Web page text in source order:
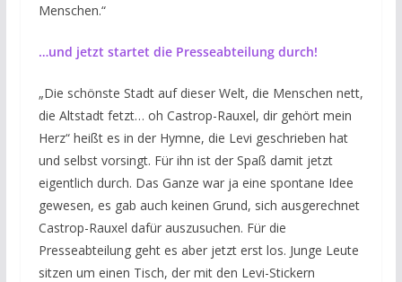
Menschen.“
…und jetzt startet die Presseabteilung durch!
„Die schönste Stadt auf dieser Welt, die Menschen nett,
die Altstadt fetzt… oh Castrop-Rauxel, dir gehört mein
Herz“ heißt es in der Hymne, die Levi geschrieben hat
und selbst vorsingt. Für ihn ist der Spaß damit jetzt
eigentlich durch. Das Ganze war ja eine spontane Idee
gewesen, es gab auch keinen Grund, sich ausgerechnet
Castrop-Rauxel dafür auszusuchen. Für die
Presseabteilung geht es aber jetzt erst los. Junge Leute
sitzen um einen Tisch, der mit den Levi-Stickern